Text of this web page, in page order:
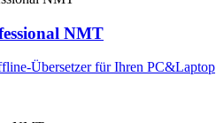
NMT
Übersetzer für Ihren PC&Laptop